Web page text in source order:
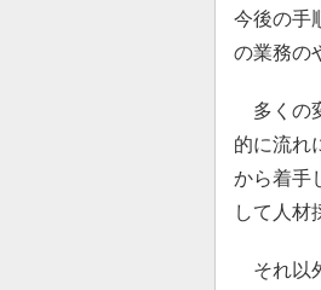
今後の手
の業務の
多くの
的に流れ
から着手
して人材
それ以